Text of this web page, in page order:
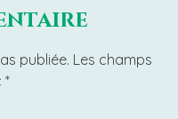
publiée. Les champs
*